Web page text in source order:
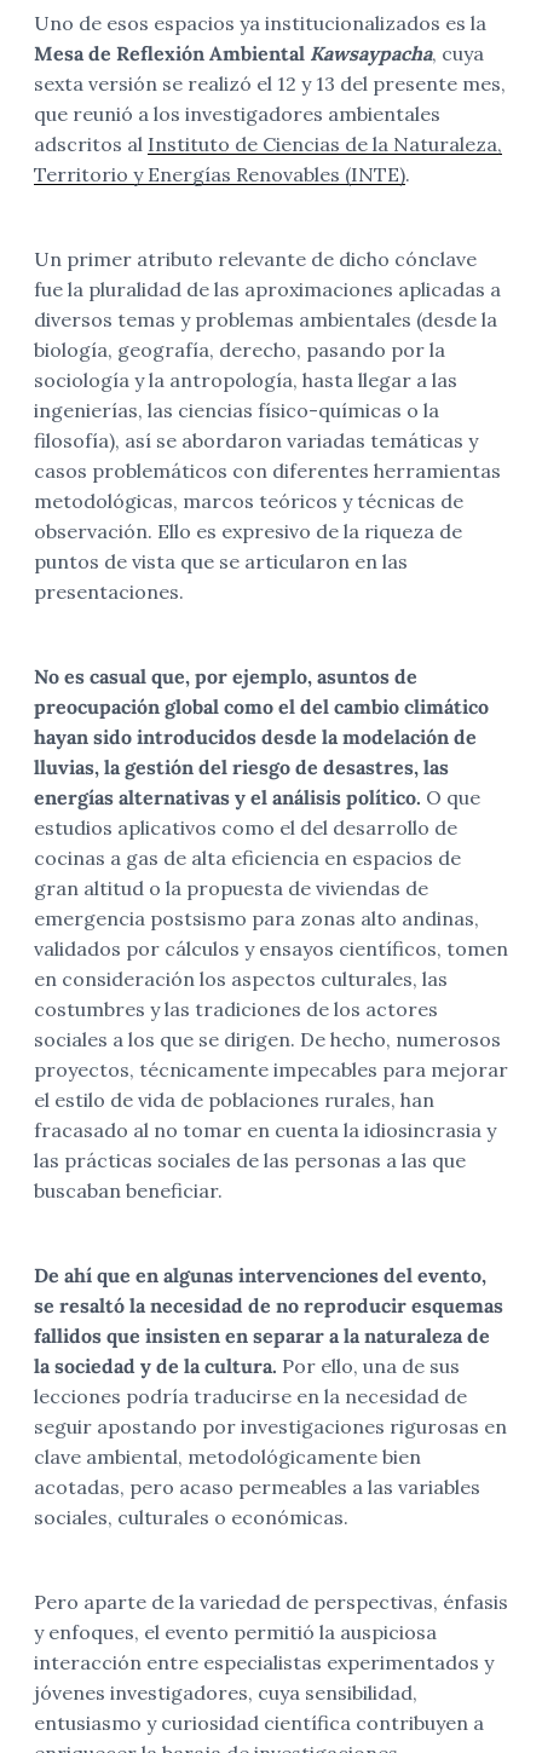
Uno de esos espacios ya institucionalizados es la
Mesa de Reflexión Ambiental Kawsaypacha, cuya
sexta versión se realizó el 12 y 13 del presente mes,
que reunió a los investigadores ambientales
adscritos al Instituto de Ciencias de la Naturaleza,
Territorio y Energías Renovables (INTE).
Un primer atributo relevante de dicho cónclave
fue la pluralidad de las aproximaciones aplicadas a
diversos temas y problemas ambientales (desde la
biología, geografía, derecho, pasando por la
sociología y la antropología, hasta llegar a las
ingenierías, las ciencias físico-químicas o la
filosofía), así se abordaron variadas temáticas y
casos problemáticos con diferentes herramientas
metodológicas, marcos teóricos y técnicas de
observación. Ello es expresivo de la riqueza de
puntos de vista que se articularon en las
presentaciones.
No es casual que, por ejemplo, asuntos de
preocupación global como el del cambio climático
hayan sido introducidos desde la modelación de
lluvias, la gestión del riesgo de desastres, las
energías alternativas y el análisis político. O que
estudios aplicativos como el del desarrollo de
cocinas a gas de alta eficiencia en espacios de
gran altitud o la propuesta de viviendas de
emergencia postsismo para zonas alto andinas,
validados por cálculos y ensayos científicos, tomen
en consideración los aspectos culturales, las
costumbres y las tradiciones de los actores
sociales a los que se dirigen. De hecho, numerosos
proyectos, técnicamente impecables para mejorar
el estilo de vida de poblaciones rurales, han
fracasado al no tomar en cuenta la idiosincrasia y
las prácticas sociales de las personas a las que
buscaban beneficiar.
De ahí que en algunas intervenciones del evento,
se resaltó la necesidad de no reproducir esquemas
fallidos que insisten en separar a la naturaleza de
la sociedad y de la cultura. Por ello, una de sus
lecciones podría traducirse en la necesidad de
seguir apostando por investigaciones rigurosas en
clave ambiental, metodológicamente bien
acotadas, pero acaso permeables a las variables
sociales, culturales o económicas.
Pero aparte de la variedad de perspectivas, énfasis
y enfoques, el evento permitió la auspiciosa
interacción entre especialistas experimentados y
jóvenes investigadores, cuya sensibilidad,
entusiasmo y curiosidad científica contribuyen a